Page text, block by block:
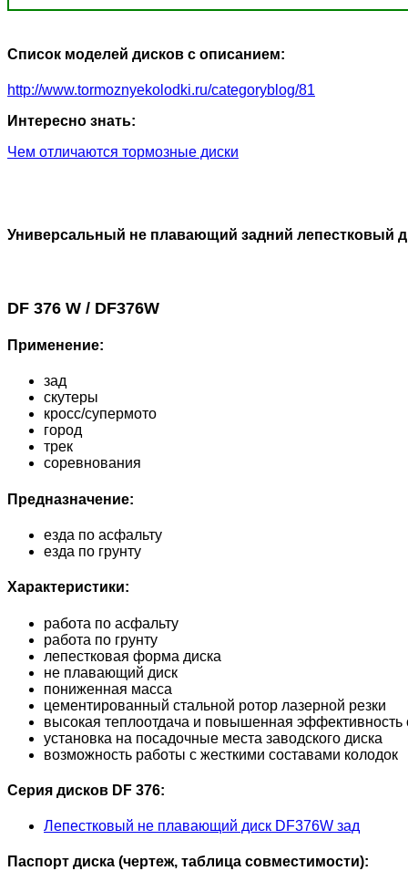
Список моделей дисков с описанием:
http://www.tormoznyekolodki.ru/categoryblog/81
Интересно знать:
Чем отличаются тормозные диски
Универсальный не плавающий задний лепестковый
DF 376 W / DF376W
Применение:
зад
скутеры
кросс/супермото
город
трек
соревнования
Предназначение:
езда по асфальту
езда по грунту
Характеристики:
работа по асфальту
работа по грунту
лепестковая форма диска
не плавающий диск
пониженная масса
цементированный стальной ротор лазерной резки
высокая теплоотдача и повышенная эффективность
установка на посадочные места заводского диска
возможность работы с жесткими составами колодок
Серия дисков DF 376:
Лепестковый не плавающий диск DF376W зад
Паспорт диска (чертеж, таблица совместимости):